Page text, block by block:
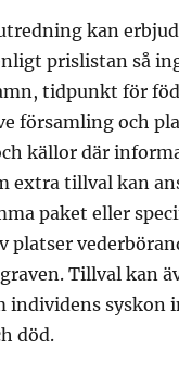
kan
prislistan så
tidpunkt för
församling och
källor där
extra tillval kan
paket eller
platser
Tillval kan
individens syskon
död.